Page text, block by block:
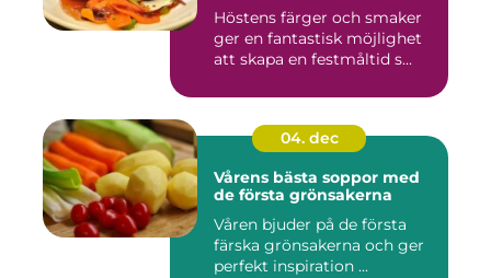
Höstens färger och smaker
ger en fantastisk möjlighet
att skapa en festmåltid s...
04. dec
Vårens bästa soppor med
de första grönsakerna
Våren bjuder på de första
färska grönsakerna och ger
perfekt inspiration ...